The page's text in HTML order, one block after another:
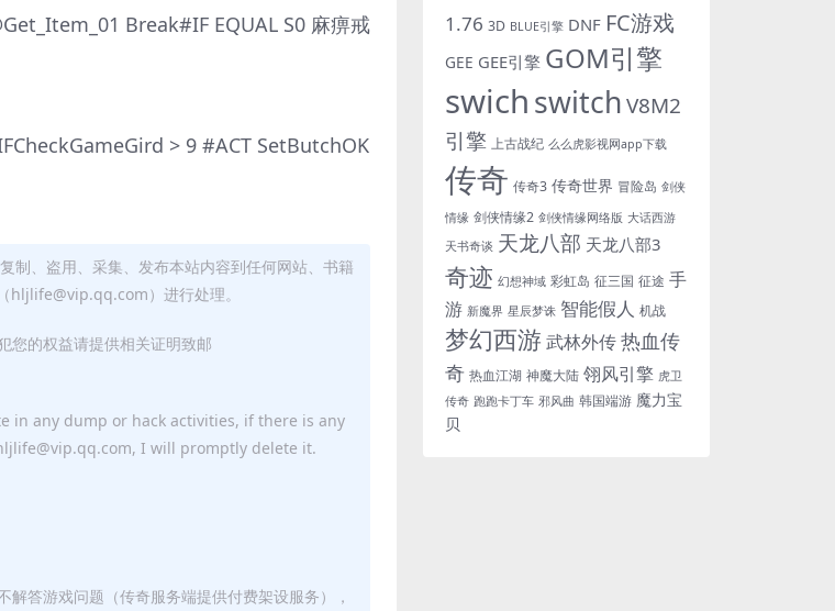
Break#IF EQUAL S0 麻痹戒
> 9 #ACT SetButchOK
制、盗用、采集、发布本站内容到任何网站、书籍
hljlife@vip.qq.com）进行处理。
您的权益请提供相关证明致邮
in any dump or hack activities, if there is any
I will promptly delete it.
答游戏问题（传奇服务端提供付费架设服务），
1.76 3D BLUE引擎 DNF FC游戏
GEE GEE引擎 GOM引擎
swichswitchV8M2
引擎 上古战纪 么么虎影视网app下载
传奇 传奇3 传奇世界 冒险岛 剑侠
情缘 剑侠情缘2 剑侠情缘网络版 大话西游
天书奇谈 天龙八部 天龙八部3
奇迹 幻想神域 彩虹岛 征三国 征途 手
游 新魔界 星辰梦诛 智能假人 机战
梦幻西游 武林外传热血传
奇 热血江湖 神魔大陆 翎风引擎 虎卫
传奇 跑跑卡丁车 邪风曲 韩国端游 魔力宝
贝